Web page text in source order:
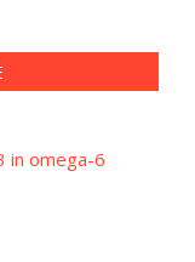
in omega-6